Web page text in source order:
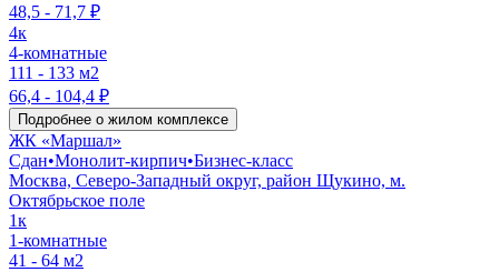
48,5 - 71,7 ₽
4к
4-комнатные
111 - 133 м2
66,4 - 104,4 ₽
Подробнее о жилом комплексе
ЖК «Маршал»
Сдан•Монолит-кирпич•Бизнес-класс
Москва, Северо-Западный округ, район Щукино, м.
Октябрьское поле
1к
1-комнатные
41 - 64 м2